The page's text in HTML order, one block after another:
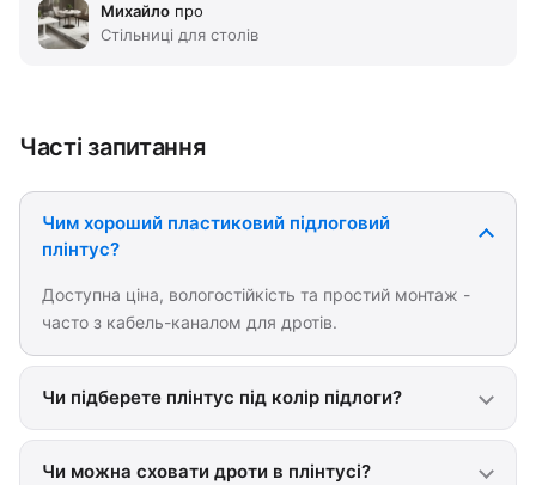
Михайло про
Стільниці для столів
Часті запитання
Чим хороший пластиковий підлоговий
плінтус?
Доступна ціна, вологостійкість та простий монтаж -
часто з кабель-каналом для дротів.
Чи підберете плінтус під колір підлоги?
Чи можна сховати дроти в плінтусі?